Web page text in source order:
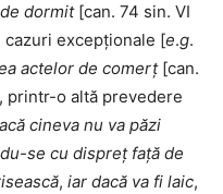
dormit[can. 74 sin. VI
cazuri excepționale [e.g.
actelor de comerț[can.
printr-o altă prevedere
cineva nu va păzi
se cu dispreț față de
, iar dacă va fi laic,